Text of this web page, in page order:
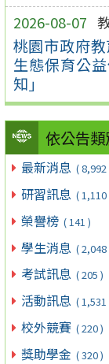
2026-08-07
桃園市政府
生態保育公
知」
依公告
最新消息 ( 8,992
研習訊息 ( 1,110
榮譽榜 ( 141 )
學生消息 ( 2,048
考試訊息 ( 205 )
活動訊息 ( 1,531
校外競賽 ( 220 )
獎助學金 ( 320 )